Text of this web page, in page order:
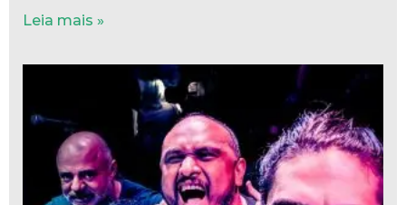
Leia mais »